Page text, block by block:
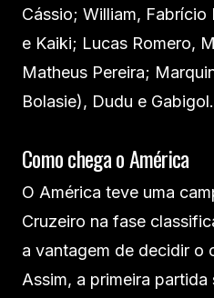
Cássio; William,
e Kaiki; Lucas Romero,
Matheus Pereira;
Bolasie), Dudu e Gabigol.
Como chega o América
O América teve uma
Cruzeiro na fase
a vantagem de decidir o
Assim, a primeira